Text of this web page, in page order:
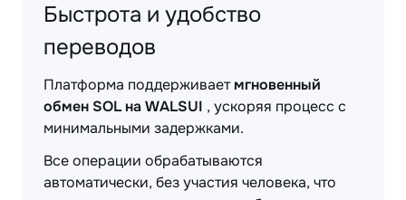
Быстрота и удобство
переводов
Платформа поддерживаетмгновенный
обмен SOL на WALSUI , ускоряя процесс с
минимальными задержками.
Все операции обрабатываются
автоматически, без участия человека, что